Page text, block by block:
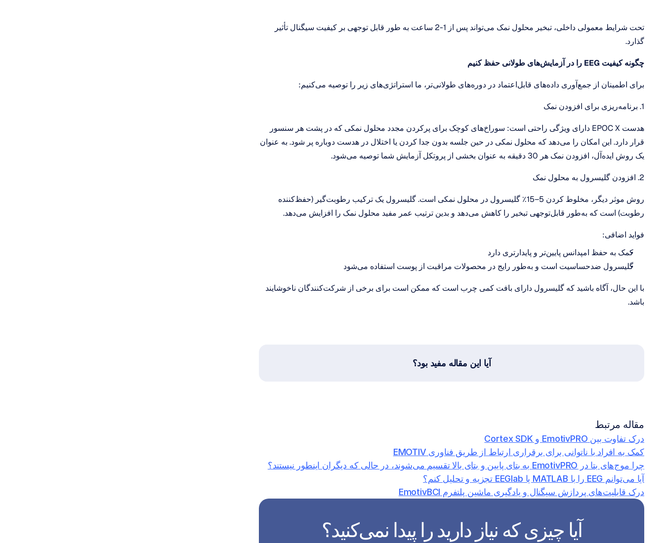
گذارد.
چگونه کیفیت EEG را در آزمایش‌های طولانی حفظ کنیم
برای اطمینان از جمع‌آوری داده‌های قابل‌اعتماد در دوره‌های طولانی‌تر، ما استراتژی‌های زیر را توصیه می‌کنیم:
1. برنامه‌ریزی برای افزودن نمک
یک روش ایده‌آل، افزودن نمک هر 30 دقیقه به عنوان بخشی از پروتکل آزمایش شما توصیه می‌شود.
2. افزودن گلیسرول به محلول نمک
رطوبت) است که به‌طور قابل‌توجهی تبخیر را کاهش می‌دهد و بدین ترتیب عمر مفید محلول نمک را افزایش می‌دهد.
فواید اضافی:
کمک به حفظ امپدانس پایین‌تر و پایدارتری دارد
گلیسرول ضدحساسیت است و به‌طور رایج در محصولات مراقبت از پوست استفاده می‌شود
باشد.
آیا این مقاله مفید بود؟
مقاله مرتبط
درک تفاوت بین EmotivPRO و Cortex SDK
کمک به افراد با ناتوانی برای برقراری ارتباط از طریق فناوری EMOTIV
چرا موج‌های بتا در EmotivPRO به بتای پایین و بتای بالا تقسیم می‌شوند، در حالی که دیگران اینطور نیستند؟
آیا می‌توانم EEG را با MATLAB یا EEGlab تجزیه و تحلیل کنم؟
درک قابلیت‌های پردازش سیگنال و یادگیری ماشین پلتفرم EmotivBCI
آیا چیزی که نیاز دارید را پیدا نمی‌کنید؟